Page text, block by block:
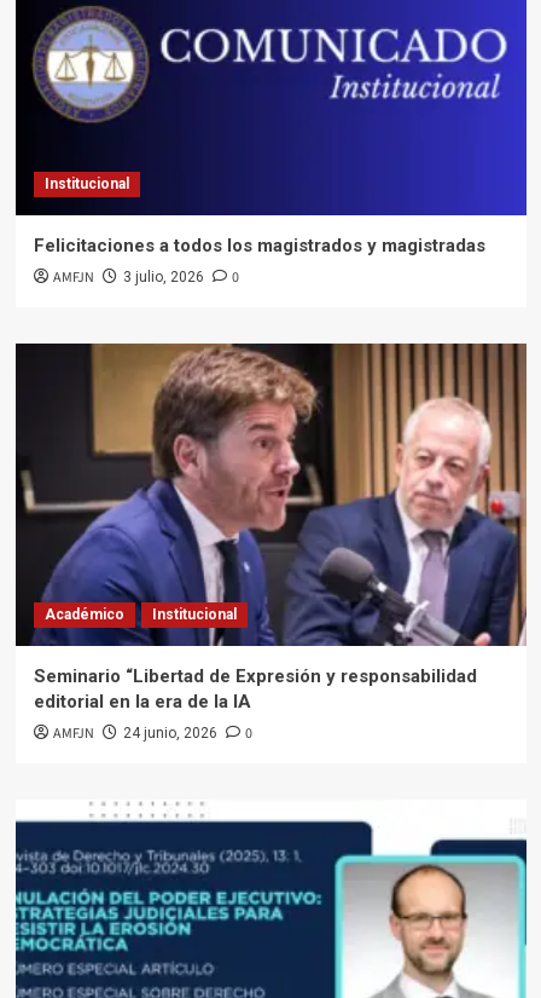
Institucional
Felicitaciones a todos los magistrados y magistradas
AMFJN 3 julio, 2026 0
Académico Institucional
Seminario “Libertad de Expresión y responsabilidad
editorial en la era de la IA
AMFJN 24 junio, 2026 0